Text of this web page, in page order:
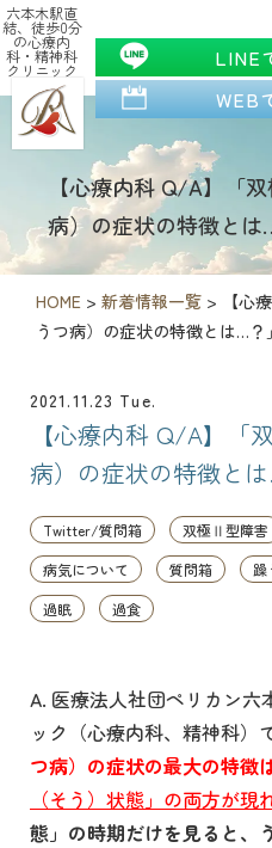
六本木駅直
結、徒歩0分
の心療内
科・精神科
クリニック
LINE
WEB
【心療内科 Q/A】「
病）の症状の特徴とは
HOME > 新着情報一覧 >
【心
うつ病）の症状の特徴とは…？」
2021.11.23 Tue.
【心療内科 Q/A】「
病）の症状の特徴とは
Twitter/質問箱 双極Ⅱ型障害
病気について
質問箱
躁
過眠
過食
A. 医療法人社団ペリカン六
ック（心療内科、精神科）
つ病）の症状の最大の特徴
（そう）状態」の両方が現
態」の時期だけを見ると、